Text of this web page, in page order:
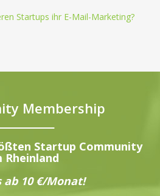
Startups ihr E-Mail-Marketing?
Membership
Startup Community
Rheinland
ab 10 €/Monat!